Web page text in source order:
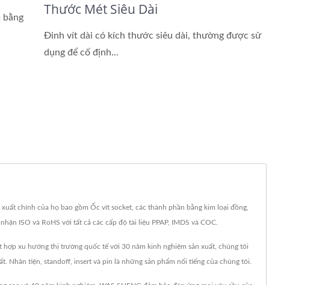
bằng
Thước Mét Siêu Dài
Đinh vít dài có kích thước siêu dài, thường được sử
dụng để cố định...
chính của họ bao gồm Ốc vít socket, các thành phần bằng kim loại đồng,
ISO và RoHS với tất cả các cấp độ tài liệu PPAP, IMDS và COC.
hợp xu hướng thị trường quốc tế với 30 năm kinh nghiệm sản xuất, chúng tôi
Nhân tiện, standoff, insert và pin là những sản phẩm nổi tiếng của chúng tôi.